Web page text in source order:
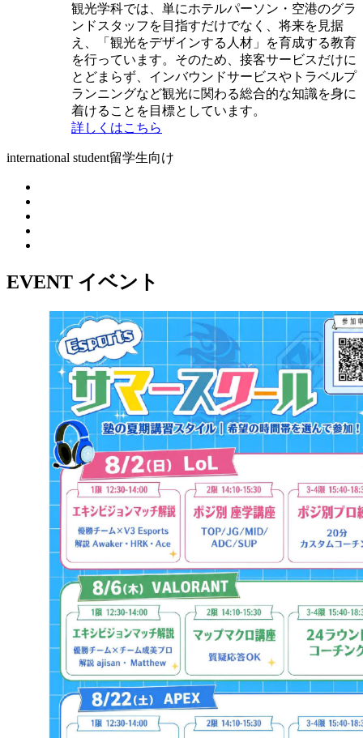
観光学科では、単にホテルパーソン・空港のグラ
ンドスタッフを目指すだけでなく、将来を見据
え、「観光をデザインする人材」を育成する教育
を行っています。そのため、接客サービスだけに
とどまらず、インバウンドサービスやトラベルプ
ランニングなど観光に関わる総合的な知識を身に
着けることを目標としています。
詳しくはこちら
international student留学生向け
EVENT イベント